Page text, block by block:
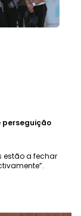
perseguição
estão a fechar